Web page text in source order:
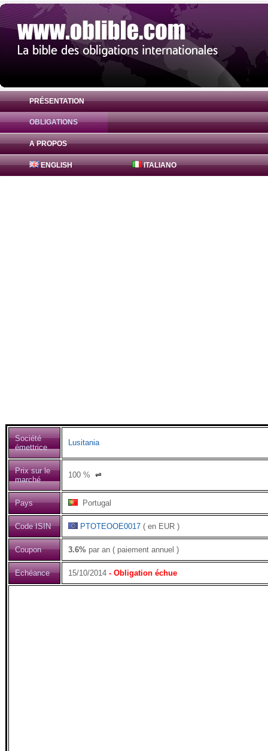
PRÉSENTATION
OBLIGATIONS
A PROPOS
ENGLISH ITALIANO
Obligation Lusitania 3.6% (
Société
émettrice
Lusitania
Prix sur le
marché
100 % ⇌
Pays Portugal
Code ISIN PTOTEOOE0017 ( en EUR )
Coupon 3.6% par an ( paiement annuel )
Echéance 15/10/2014 - Obligation échue